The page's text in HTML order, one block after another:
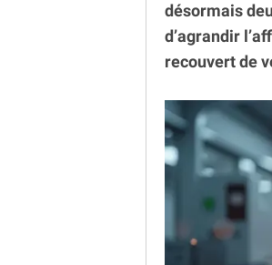
désormais
d’agrandir
recouvert de